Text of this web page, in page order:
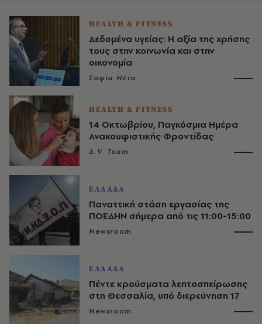
HEALTH & FITNESS
Δεδομένα υγείας: Η αξία της χρήσης
τους στην κοινωνία και στην
οικονομία
Σοφία Νέτα
HEALTH & FITNESS
14 Οκτωβρίου, Παγκόσμια Ημέρα
Ανακουφιστικής Φροντίδας
A.V. Team
ΕΛΛΑΔΑ
Παναττική στάση εργασίας της
ΠΟΕΔΗΝ σήμερα από τις 11:00-15:00
Newsroom
ΕΛΛΑΔΑ
Πέντε κρούσματα λεπτοσπείρωσης
στη Θεσσαλία, υπό διερεύνηση 17
Newsroom